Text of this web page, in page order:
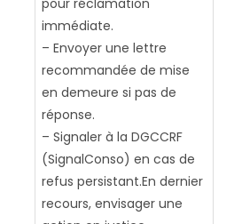
pour réclamation
immédiate.
– Envoyer une lettre
recommandée de mise
en demeure si pas de
réponse.
– Signaler à la DGCCRF
(SignalConso) en cas de
refus persistant​.En dernier
recours, envisager une